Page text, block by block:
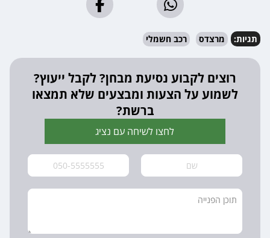
תגיות: מרצדס רכב חשמלי
רוצים לקבוע נסיעת מבחן? לקבל ייעוץ?
לשמוע על הצעות ומבצעים שלא תמצאו
ברשת?
לחצו לשיחה עם נציג